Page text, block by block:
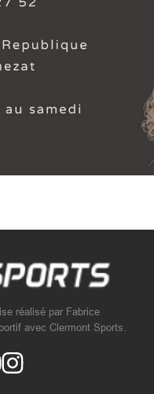
réalisé par Fabrice
avec Clermont Sports.